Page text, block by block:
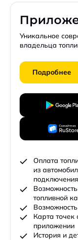
Уникальное
владельца
Подробнее
Оплата
из
топливной
Карта точек
приложении
История и